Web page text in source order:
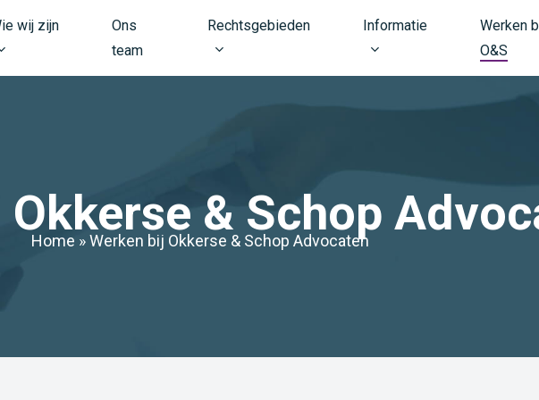
wij zijn
Ons
team
Rechtsgebieden Informatie
Werken
O&S
Home »Werken bij Okkerse & Schop Advocaten
& Schop